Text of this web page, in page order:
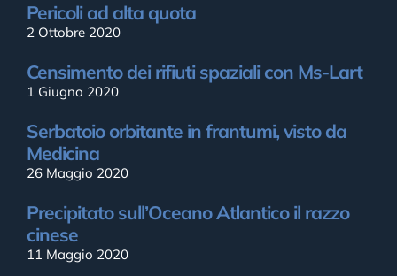
Pericoli ad alta quota
2 Ottobre 2020
Censimento dei rifiuti spaziali con Ms-Lart
1 Giugno 2020
Serbatoio orbitante in frantumi, visto da
Medicina
26 Maggio 2020
Precipitato sull’Oceano Atlantico il razzo
cinese
11 Maggio 2020